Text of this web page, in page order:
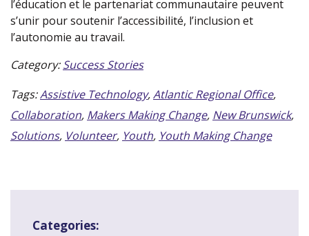
l’éducation et le partenariat communautaire peuvent
s’unir pour soutenir l’accessibilité, l’inclusion et
l’autonomie au travail.
Category:Success Stories
Tags:Assistive Technology,Atlantic Regional Office,
Collaboration, Makers Making Change, New Brunswick,
Solutions, Volunteer, Youth, Youth Making Change
Categories: